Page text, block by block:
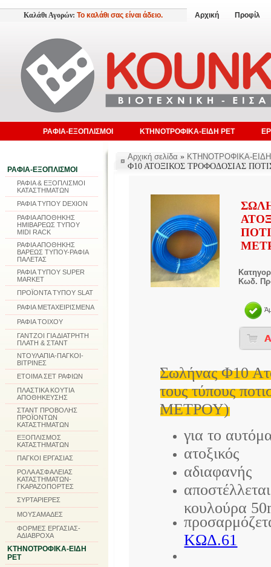
Καλάθι Αγορών:Το καλάθι σας είναι άδειο. Αρχική Προφίλ
ΡΑΦΙΑ-ΕΞΟΠΛΙΣΜΟΙ ΚΤΗΝΟΤΡΟΦΙΚΑ-ΕΙΔΗ PET
ΡΑΦΙΑ-ΕΞΟΠΛΙΣΜΟΙ
ΡΑΦΙΑ & ΕΞΟΠΛΙΣΜΟΙ
ΚΑΤΑΣΤΗΜΑΤΩΝ
ΡΑΦΙΑ ΤΥΠΟΥ DEXION
ΡΑΦΙΑ ΑΠΟΘΗΚΗΣ
ΗΜΙΒΑΡΕΩΣ ΤΥΠΟΥ
MIDI RACK
ΡΑΦΙΑ ΑΠΟΘΗΚΗΣ
ΒΑΡΕΩΣ ΤΥΠΟΥ-ΡΑΦΙΑ
ΠΑΛΕΤΑΣ
ΡΑΦΙΑ ΤΥΠΟΥ SUPER
MARKET
ΠΡΟΪΟΝΤΑ ΤΥΠΟΥ SLAT
ΡΑΦΙΑ ΜΕΤΑΧΕΙΡΙΣΜΕΝΑ
ΡΑΦΙΑ ΤΟΙΧΟΥ
ΓΑΝΤΖΟΙ ΓΙΑ ΔΙΑΤΡΗΤΗ
ΠΛΑΤΗ & ΣΤΑΝΤ
ΝΤΟΥΛΑΠΙΑ-ΠΑΓΚΟΙ-
ΒΙΤΡΙΝΕΣ
ΕΤΟΙΜΑ ΣΕΤ ΡΑΦΙΩΝ
ΠΛΑΣΤΙΚΑ ΚΟΥΤΙΑ
ΑΠΟΘΗΚΕΥΣΗΣ
ΣΤΑΝΤ ΠΡΟΒΟΛΗΣ
ΠΡΟΪΟΝΤΩΝ
ΚΑΤΑΣΤΗΜΑΤΩΝ
ΕΞΟΠΛΙΣΜΟΣ
ΚΑΤΑΣΤΗΜΑΤΩΝ
ΠΑΓΚΟΙ ΕΡΓΑΣΙΑΣ
ΡΟΛΑ ΑΣΦΑΛΕΙΑΣ
ΚΑΤΑΣΤΗΜΑΤΩΝ-
ΓΚΑΡΑΖΟΠΟΡΤΕΣ
ΣΥΡΤΑΡΙΕΡΕΣ
ΜΟΥΣΑΜΑΔΕΣ
ΦΟΡΜΕΣ ΕΡΓΑΣΙΑΣ-
ΑΔΙΑΒΡΟΧΑ
ΚΤΗΝΟΤΡΟΦΙΚΑ-ΕΙΔΗ
PET
Αρχική σελίδα » ΚΤΗΝΟΤΡΟΦΙΚΑ-
Φ10 ΑΤΟΞΙΚΟΣ ΤΡΟΦΟΔΟΣΙΑΣ
Κωδ.
Σωλήνας Φ10
τους τύπους
ΜΕΤΡΟΥ)
για το
ατοξικός
αδιαφανής
κουλούρα
ΚΩΔ.61